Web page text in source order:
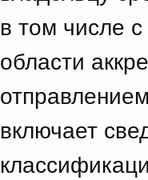
в том числе
области
включает